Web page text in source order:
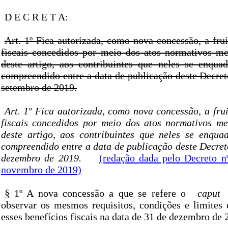
D E C R E T A:
Art. 1º Fica autorizada, como nova concessão, a
fiscais concedidos por meio dos atos normativos
deste artigo, aos contribuintes que neles se
compreendido entre a data de publicação deste
setembro de 2019.
Art. 1º Fica autorizada, como nova concessão, a
fiscais concedidos por meio dos atos normativos
deste artigo, aos contribuintes que neles se
compreendido entre a data de publicação deste
dezembro de 2019.
(redação dada pelo Decreto
novembro de 2019)
§ 1º A nova concessão a que se refere o caput
observar os mesmos requisitos, condições e limites
esses benefícios fiscais na data de 31 de dezembro de